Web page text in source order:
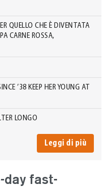
QUELLO CHE È DIVENTATA
CARNE ROSSA,
’38 KEEP HER YOUNG AT
LONGO
Leggi di più
day fast-